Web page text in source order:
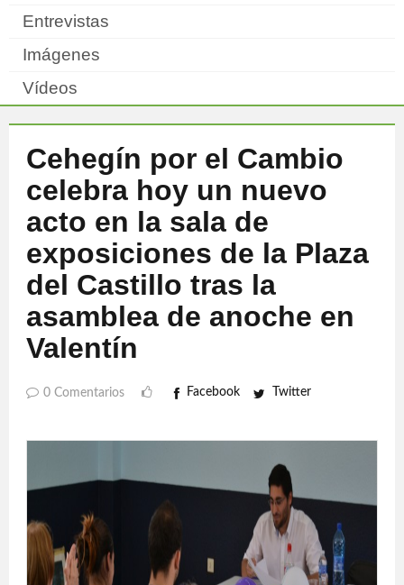
Entrevistas
Imágenes
Vídeos
Cehegín por el Cambio
celebra hoy un nuevo
acto en la sala de
exposiciones de la Plaza
del Castillo tras la
asamblea de anoche en
Valentín
0 Comentarios Facebook Twitter